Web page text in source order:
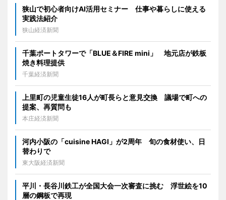
狭山で初心者向けAI活用セミナー 仕事や暮らしに使える
実践法紹介
狭山経済新聞
千葉ポートタワーで「BLUE＆FIRE mini」 地元店が鉄板
焼き料理提供
千葉経済新聞
上里町の児童生徒16人が町長らと意見交換 議場で町への
提案、再質問も
本庄経済新聞
河内小阪の「cuisine HAGI」が2周年 旬の食材使い、日
替わりで
東大阪経済新聞
平川・長谷川鉄工が全国大会一次審査に挑む 浮世絵を10
層の鋼板で再現